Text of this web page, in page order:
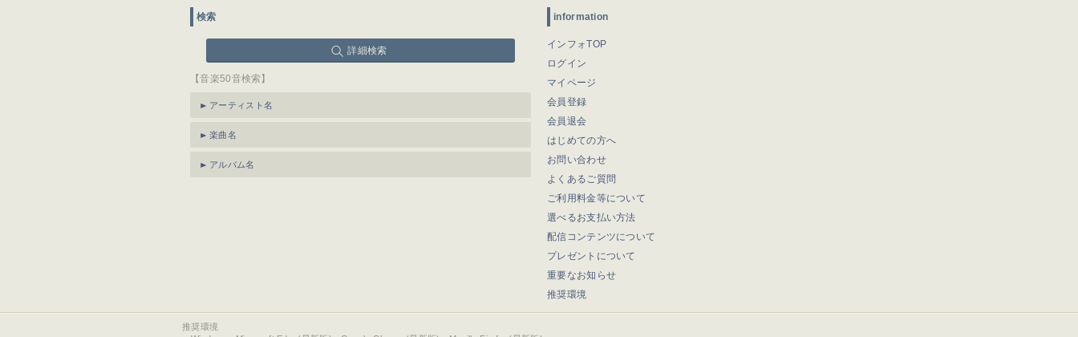
検索
詳細検索
【音楽50音検索】
アーティスト名
楽曲名
アルバム名
information
インフォTOP
ログイン
マイページ
会員登録
会員退会
はじめての方へ
お問い合わせ
よくあるご質問
ご利用料金等について
選べるお支払い方法
配信コンテンツについて
プレゼントについて
重要なお知らせ
推奨環境
推奨環境